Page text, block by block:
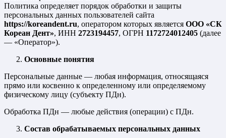
Политика определяет порядок обработки и защиты
персональных данных пользователей сайта
https://koreandent.ru, оператором которых является ООО «СК
Кореан Дент», ИНН 2723194457, ОГРН 1172724012405 (далее
— «Оператор»).
Основные понятия
Персональные данные — любая информация, относящаяся
прямо или косвенно к определенному или определяемому
физическому лицу (субъекту ПДн).
Обработка ПДн — любые действия (операции) с ПДн.
Состав обрабатываемых персональных данных